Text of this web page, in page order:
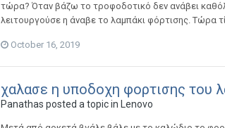
τώρα? Όταν βάζω το τροφοδοτικό δεν ανάβει
λειτουργούσε η άναβε το λαμπάκι φόρτισης. Τώρα
October 16, 2019
χαλασε η υποδοχη φορτισης του
Panathas posted a topic in Lenovo